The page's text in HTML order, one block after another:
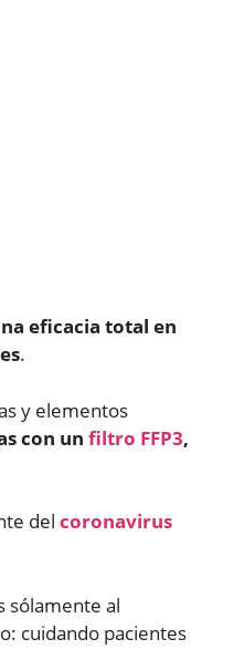
eficacia total en
.
y elementos
con un filtro FFP3,
del coronavirus
sólamente al
cuidando pacientes